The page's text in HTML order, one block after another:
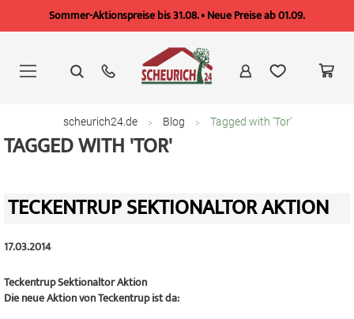
Sommer-Aktionspreise bis 31.08. • Neue Preise ab 01.09.
springen
scheurich24.de Blog Tagged with 'Tor'
TAGGED WITH 'TOR'
TECKENTRUP SEKTIONALTOR AKTION
17.03.2014
Teckentrup Sektionaltor Aktion
Die neue Aktion von Teckentrup ist da: